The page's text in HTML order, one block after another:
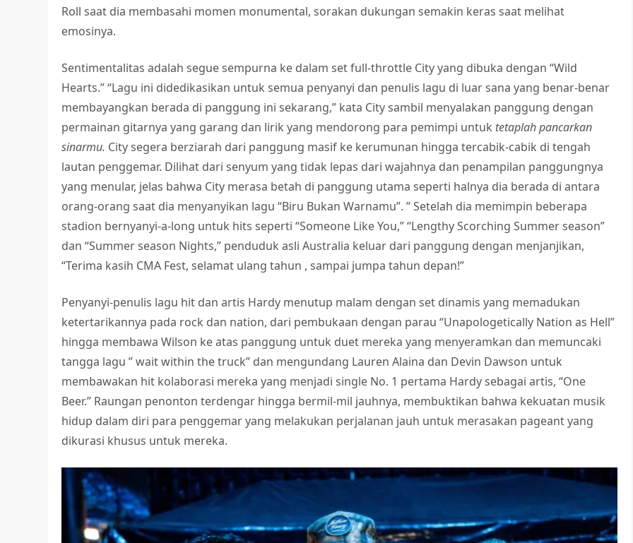
Roll saat dia membasahi momen monumental, sorakan dukungan semakin keras saat melihat
emosinya.
Sentimentalitas adalah segue sempurna ke dalam set full-throttle City yang dibuka dengan “Wild
Hearts.” “Lagu ini didedikasikan untuk semua penyanyi dan penulis lagu di luar sana yang benar-benar
membayangkan berada di panggung ini sekarang,” kata City sambil menyalakan panggung dengan
permainan gitarnya yang garang dan lirik yang mendorong para pemimpi untuk tetaplah pancarkan
sinarmu. City segera berziarah dari panggung masif ke kerumunan hingga tercabik-cabik di tengah
lautan penggemar. Dilihat dari senyum yang tidak lepas dari wajahnya dan penampilan panggungnya
yang menular, jelas bahwa City merasa betah di panggung utama seperti halnya dia berada di antara
orang-orang saat dia menyanyikan lagu “Biru Bukan Warnamu”. ” Setelah dia memimpin beberapa
stadion bernyanyi-a-long untuk hits seperti “Someone Like You,” “Lengthy Scorching Summer season”
dan “Summer season Nights,” penduduk asli Australia keluar dari panggung dengan menjanjikan,
“Terima kasih CMA Fest, selamat ulang tahun , sampai jumpa tahun depan!”
Penyanyi-penulis lagu hit dan artis Hardy menutup malam dengan set dinamis yang memadukan
ketertarikannya pada rock dan nation, dari pembukaan dengan parau “Unapologetically Nation as Hell”
hingga membawa Wilson ke atas panggung untuk duet mereka yang menyeramkan dan memuncaki
tangga lagu ” wait within the truck” dan mengundang Lauren Alaina dan Devin Dawson untuk
membawakan hit kolaborasi mereka yang menjadi single No. 1 pertama Hardy sebagai artis, “One
Beer.” Raungan penonton terdengar hingga bermil-mil jauhnya, membuktikan bahwa kekuatan musik
hidup dalam diri para penggemar yang melakukan perjalanan jauh untuk merasakan pageant yang
dikurasi khusus untuk mereka.